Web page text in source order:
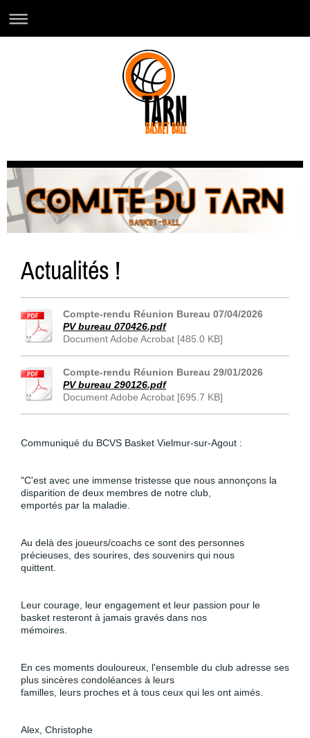
Actualités !
Compte-rendu Réunion Bureau 07/04/2026
PV bureau 070426.pdf
Document Adobe Acrobat [485.0 KB]
Compte-rendu Réunion Bureau 29/01/2026
PV bureau 290126.pdf
Document Adobe Acrobat [695.7 KB]
Communiqué du BCVS Basket Vielmur-sur-Agout :
"C'est avec une immense tristesse que nous annonçons la
disparition de deux membres de notre club,
emportés par la maladie.
Au delà des joueurs/coachs ce sont des personnes
précieuses, des sourires, des souvenirs qui nous
quittent.
Leur courage, leur engagement et leur passion pour le
basket resteront à jamais gravés dans nos
mémoires.
En ces moments douloureux, l'ensemble du club adresse ses
plus sincères condoléances à leurs
familles, leurs proches et à tous ceux qui les ont aimés.
Alex, Christophe